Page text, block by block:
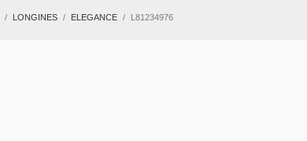
LONGINES ELEGANCE L81234976